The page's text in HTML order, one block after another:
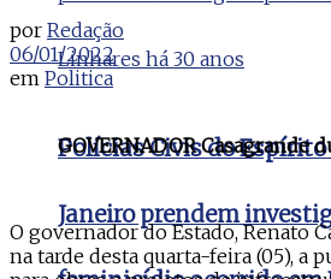
Polícias Civis do Espírito
Janeiro prendem
por Redação
06/01/2022
em Politica
GOVERNADOR Casagrande
O governador do Estado, Renato
na tarde desta quarta-feira (05), a